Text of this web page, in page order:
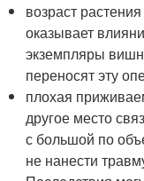
возраст
оказывает
экземпляры
переносят эту
плохая
другое место
с большой по
не нанести